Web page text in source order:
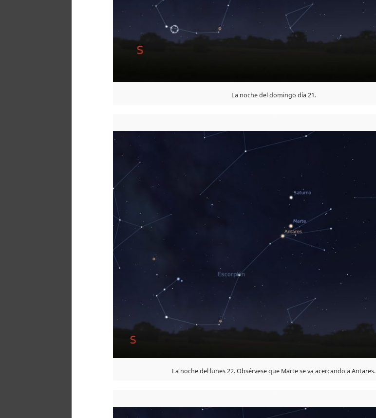
La noche del domingo día 21.
La noche del lunes 22. Obsérvese que Marte se va acercando a Antares.